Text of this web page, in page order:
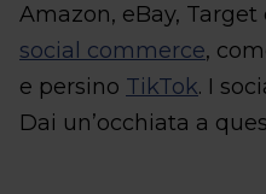
Amazon, eBay, Target
social commerce,
e persino TikTok. I
Dai un’occhiata a